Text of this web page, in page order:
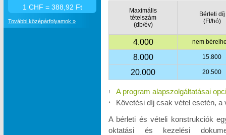
Maximális
tételszám
(db/év)
Bérleti díj
(Ft/hó)
4.000 nem
8.000 15.800
20.000 20.500
! A program alapszolgáltatásai
*
Követési díj csak vétel esetén, a
A bérleti és vételi konstrukciók
oktatási és kezelési
1 CHF = 388,92 Ft
További középárfolyamok »